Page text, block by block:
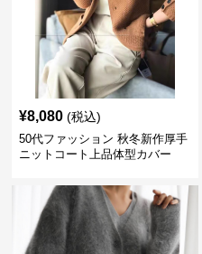
¥8,080 (税込)
50代ファッション 秋冬新作厚手
ニットコート上品体型カバー